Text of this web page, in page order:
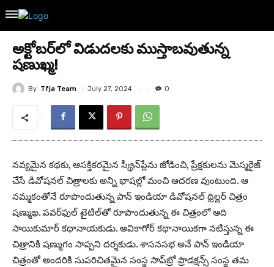
అక్టోబర్‌లో విడుదలకు ముస్తాబవుతున్న
ష‌ణుఖ్మ‌!
By Tfja Team July 27, 2024 0
నవ్యమైన కథకు, ఆసక్తికరమైన స్క్రీన్‌ప్లేను జోడించి, ప్రేక్షకులను మెస్మరైజ్‌
చేసే డివోషనల్‌ చిత్రాలకు అన్ని భాషల్లో మంచి ఆదరణ వుంటుంది. ఆ
నమ్మకంతోనే రూపొందుతున్న పాన్‌ ఇండియా డివోష‌న‌ల్ థ్రిల్ల‌ర్ చిత్రం
ష‌ణ్ముఖ. ప‌వ‌ర్‌ఫుల్ టైటిల్‌తో రూపొందుతున్న ఈ చిత్రంలో ఆది
సాయికుమార్ క‌థానాయ‌కుడు. అవికాగోర్ క‌థానాయిక‌గా న‌టిస్తున్న ఈ
చిత్రానికి ష‌ణ్ముగం సాప్ప‌ని ద‌ర్శ‌కుడు. శాస‌న‌స‌భ అనే పాన్ ఇండియా
చిత్రంతో అంద‌రికి సుప‌రిచిత‌మైన సంస్థ సాప్‌బ్రో ప్రొడ‌క్ష‌న్స్ సంస్థ త‌మ